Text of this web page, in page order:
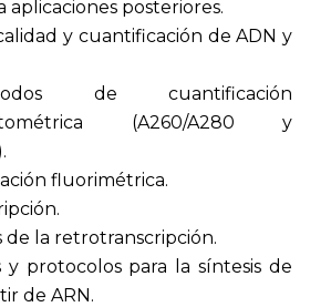
aplicaciones posteriores.
y cuantificación de ADN y
de cuantificación
(A260/A280 y
fluorimétrica.
de la retrotranscripción.
y protocolos para la síntesis de
de ARN.